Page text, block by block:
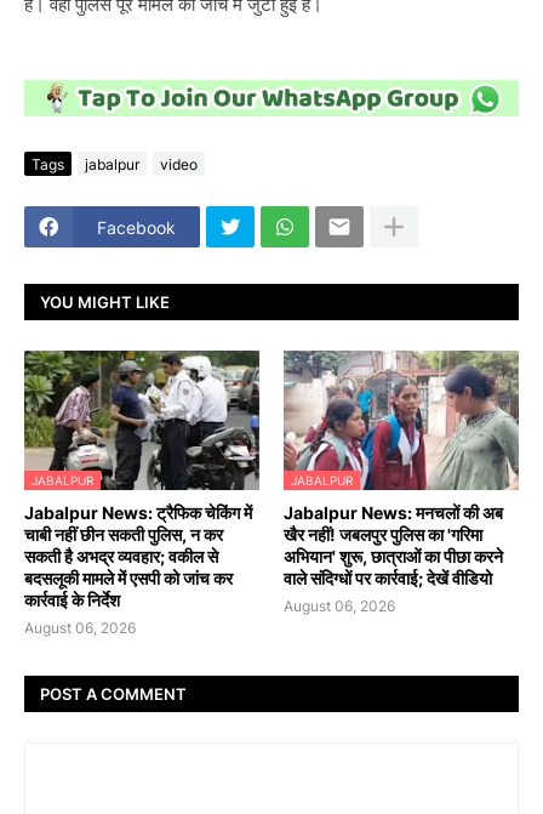
है। वहीं पुलिस पूरे मामले की जांच में जुटी हुई है।
Tags jabalpur video
Facebook
YOU MIGHT LIKE
JABALPUR
Jabalpur News: ट्रैफिक चेकिंग में
चाबी नहीं छीन सकती पुलिस, न कर
सकती है अभद्र व्यवहार; वकील से
बदसलूकी मामले में एसपी को जांच कर
कार्रवाई के निर्देश
August 06, 2026
JABALPUR
Jabalpur News: मनचलों की अब
खैर नहीं! जबलपुर पुलिस का 'गरिमा
अभियान' शुरू, छात्राओं का पीछा करने
वाले संदिग्धों पर कार्रवाई; देखें वीडियो
August 06, 2026
POST A COMMENT